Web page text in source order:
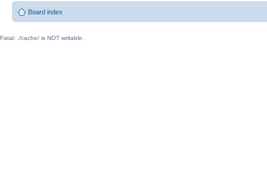
Board index
Fatal: ./cache/ is NOT writable.